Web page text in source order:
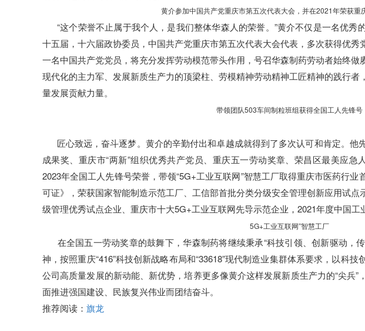
黄介参加中国共产党重庆市第五次代表大会，并在2021年荣获重
“这个荣誉不止属于我个人，是我们整体华森人的荣誉。”黄介不仅是一名优秀
十五届，十六届政协委员，中国共产党重庆市第五次代表大会代表，多次获得优
一名中国共产党党员，将充分发挥劳动模范带头作用，号召华森制药劳动者始终
现代化的主力军、发展新质生产力的顶梁柱、劳模精神劳动精神工匠精神的践行
量发展贡献力量。
带领团队503车间制粒班组获得全国工人先锋号
匠心致远，奋斗逐梦。黄介的辛勤付出和卓越成就得到了多次认可和肯定。
成果奖、重庆市“两新”组织优秀共产党员、重庆五一劳动奖章、荣昌区最美应
2023年全国工人先锋号荣誉，带领“5G+工业互联网”智慧工厂取得重庆市医药行
可证》，荣获国家智能制造示范工厂、工信部首批分类分级安全管理创新应用试
级管理优秀试点企业、重庆市十大5G+工业互联网先导示范企业，2021年度中国工
5G+工业互联网”智慧工厂
在全国五一劳动奖章的鼓舞下，华森制药将继续秉承“科技引领、创新驱动，
神，按照重庆“416”科技创新战略布局和“33618”现代制造业集群体系要求，以科
公司高质量发展的新动能、新优势，培养更多像黄介这样发展新质生产力的“尖兵
面推进强国建设、民族复兴伟业而团结奋斗。
推荐阅读： 旗龙